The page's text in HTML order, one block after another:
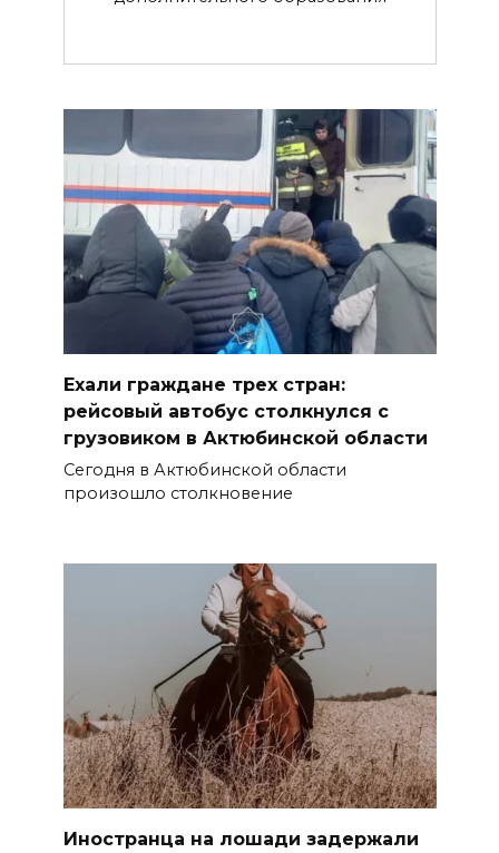
Ехали граждане трех стран:
рейсовый автобус столкнулся с
грузовиком в Актюбинской области
Сегодня в Актюбинской области
произошло столкновение
Иностранца на лошади задержали